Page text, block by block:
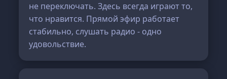
не переключать. Здесь всегда играют то,
что нравится. Прямой эфир работает
стабильно, слушать радио - одно
удовольствие.